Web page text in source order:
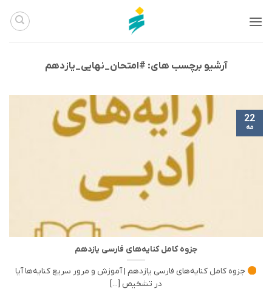
آرشیو برچسب های: #امتحان_نهایی_یازدهم
جزوه کامل کنایه‌های فارسی یازدهم
جزوه کامل کنایه‌های فارسی یازدهم | آموزش و مرور سریع کنایه‌ها آیا
در تشخیص [...]
22
مه